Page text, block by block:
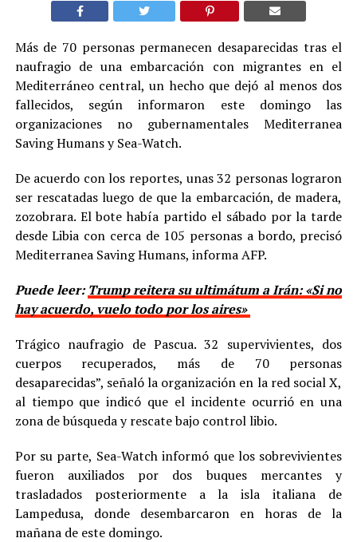
Más de 70 personas permanecen desaparecidas tras el
naufragio de una embarcación con migrantes en el
Mediterráneo central, un hecho que dejó al menos dos
fallecidos, según informaron este domingo las
organizaciones no gubernamentales Mediterranea
Saving Humans y Sea-Watch.
De acuerdo con los reportes, unas 32 personas lograron
ser rescatadas luego de que la embarcación, de madera,
zozobrara. El bote había partido el sábado por la tarde
desde Libia con cerca de 105 personas a bordo, precisó
Mediterranea Saving Humans, informa AFP.
Puede leer:Trump reitera su ultimátum a Irán: «Si no
hay acuerdo, vuelo todo por los aires»
Trágico naufragio de Pascua. 32 supervivientes, dos
cuerpos recuperados, más de 70 personas
desaparecidas”, señaló la organización en la red social X,
al tiempo que indicó que el incidente ocurrió en una
zona de búsqueda y rescate bajo control libio.
Por su parte, Sea-Watch informó que los sobrevivientes
fueron auxiliados por dos buques mercantes y
trasladados posteriormente a la isla italiana de
Lampedusa, donde desembarcaron en horas de la
mañana de este domingo.